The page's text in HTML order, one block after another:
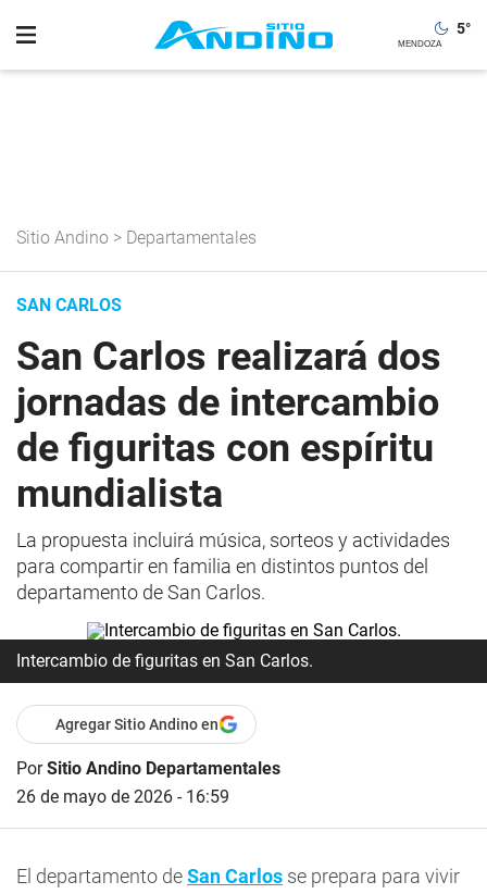
5°
Sitio Andino > Departamentales
SAN CARLOS
San Carlos realizará dos
jornadas de intercambio
de figuritas con espíritu
mundialista
La propuesta incluirá música, sorteos y actividades
para compartir en familia en distintos puntos del
departamento de San Carlos.
Intercambio de figuritas en San Carlos.
Agregar Sitio Andino en
PorSitio Andino Departamentales
26 de mayo de 2026 - 16:59
El departamento deSan Carlos se prepara para vivir